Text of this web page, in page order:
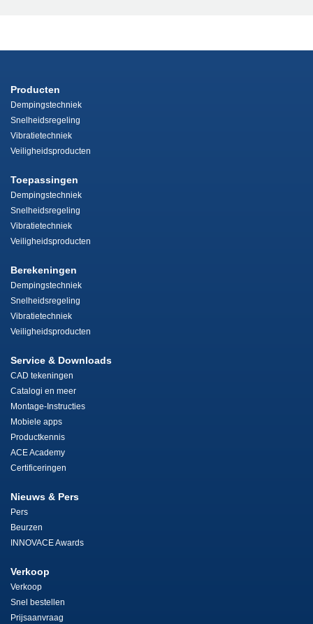
Producten
Dempingstechniek
Snelheidsregeling
Vibratietechniek
Veiligheidsproducten
Toepassingen
Dempingstechniek
Snelheidsregeling
Vibratietechniek
Veiligheidsproducten
Berekeningen
Dempingstechniek
Snelheidsregeling
Vibratietechniek
Veiligheidsproducten
Service & Downloads
CAD tekeningen
Catalogi en meer
Montage-Instructies
Mobiele apps
Productkennis
ACE Academy
Certificeringen
Nieuws & Pers
Pers
Beurzen
INNOVACE Awards
Verkoop
Verkoop
Snel bestellen
Prijsaanvraag